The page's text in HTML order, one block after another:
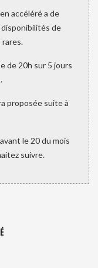
accéléré a de
de
rares.
de 20h sur 5 jours
proposée suite à
le 20 du mois
suivre.